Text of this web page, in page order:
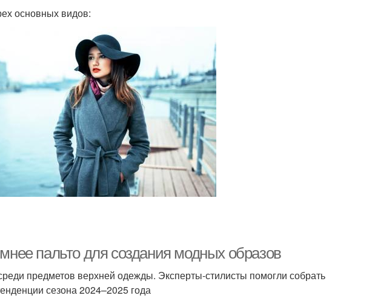
основных видов:
пальто для создания модных образов
предметов верхней одежды. Эксперты-стилисты помогли собрать
сезона 2024–2025 года